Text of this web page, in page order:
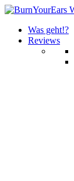
Was geht!?
Reviews